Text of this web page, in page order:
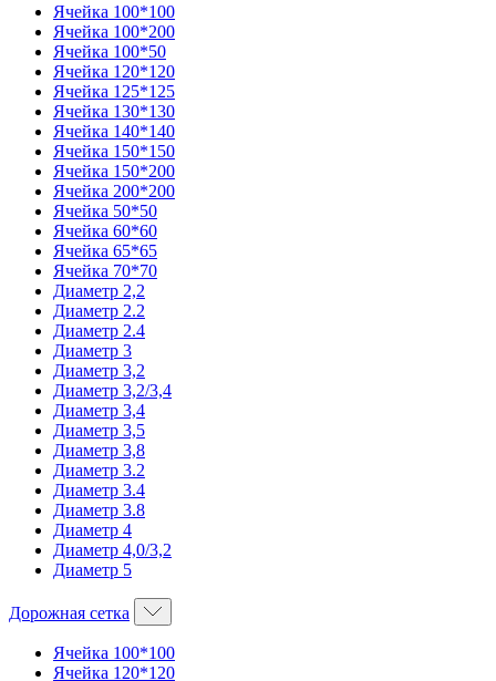
Ячейка 100*100
Ячейка 100*200
Ячейка 100*50
Ячейка 120*120
Ячейка 125*125
Ячейка 130*130
Ячейка 140*140
Ячейка 150*150
Ячейка 150*200
Ячейка 200*200
Ячейка 50*50
Ячейка 60*60
Ячейка 65*65
Ячейка 70*70
Диаметр 2,2
Диаметр 2.2
Диаметр 2.4
Диаметр 3
Диаметр 3,2
Диаметр 3,2/3,4
Диаметр 3,4
Диаметр 3,5
Диаметр 3,8
Диаметр 3.2
Диаметр 3.4
Диаметр 3.8
Диаметр 4
Диаметр 4,0/3,2
Диаметр 5
Дорожная сетка
Ячейка 100*100
Ячейка 120*120